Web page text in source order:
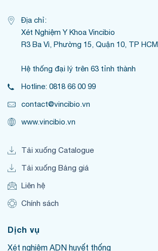
Địa chỉ:
Xét Nghiệm Y Khoa Vincibio
R3 Ba Vì, Phường 15, Quận 10, TP HCM
Hệ thống đại lý trên 63 tỉnh thành
Hotline: 0818 66 00 99
contact@vincibio.vn
www.vincibio.vn
Tải xuống Catalogue
Tải xuống Bảng giá
Liên hệ
Chính sách
Dịch vụ
Xét nghiệm ADN huyết thống